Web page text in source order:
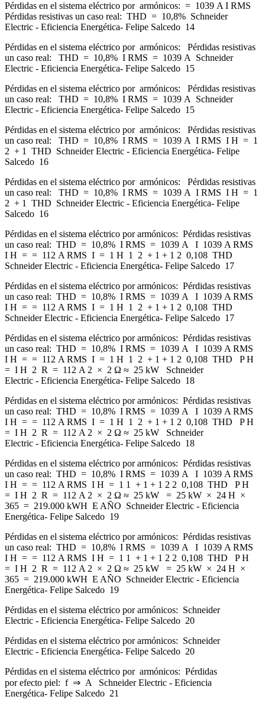
Pérdidas en el sistema eléctrico por armónicos: = 1039 A I RMS
Pérdidas resistivas un caso real: THD = 10,8% Schneider
Electric - Eficiencia Energética- Felipe Salcedo 14
Pérdidas en el sistema eléctrico por armónicos: Pérdidas resistivas
un caso real: THD = 10,8% I RMS = 1039 A Schneider
Electric - Eficiencia Energética- Felipe Salcedo 15
Pérdidas en el sistema eléctrico por armónicos: Pérdidas resistivas
un caso real: THD = 10,8% I RMS = 1039 A Schneider
Electric - Eficiencia Energética- Felipe Salcedo 15
Pérdidas en el sistema eléctrico por armónicos: Pérdidas resistivas
un caso real: THD = 10,8% I RMS = 1039 A I RMS I H = 1
2 + 1 THD Schneider Electric - Eficiencia Energética- Felipe
Salcedo 16
Pérdidas en el sistema eléctrico por armónicos: Pérdidas resistivas
un caso real: THD = 10,8% I RMS = 1039 A I RMS I H = 1
2 + 1 THD Schneider Electric - Eficiencia Energética- Felipe
Salcedo 16
Pérdidas en el sistema eléctrico por armónicos: Pérdidas resistivas
un caso real: THD = 10,8% I RMS = 1039 A I 1039 A RMS
I H = = 112 A RMS I = 1 H 1 2 + 1 + 1 2 0,108 THD
Schneider Electric - Eficiencia Energética- Felipe Salcedo 17
Pérdidas en el sistema eléctrico por armónicos: Pérdidas resistivas
un caso real: THD = 10,8% I RMS = 1039 A I 1039 A RMS
I H = = 112 A RMS I = 1 H 1 2 + 1 + 1 2 0,108 THD
Schneider Electric - Eficiencia Energética- Felipe Salcedo 17
Pérdidas en el sistema eléctrico por armónicos: Pérdidas resistivas
un caso real: THD = 10,8% I RMS = 1039 A I 1039 A RMS
I H = = 112 A RMS I = 1 H 1 2 + 1 + 1 2 0,108 THD P H
= I H 2 R = 112 A 2 × 2 Ω ≈ 25 kW Schneider
Electric - Eficiencia Energética- Felipe Salcedo 18
Pérdidas en el sistema eléctrico por armónicos: Pérdidas resistivas
un caso real: THD = 10,8% I RMS = 1039 A I 1039 A RMS
I H = = 112 A RMS I = 1 H 1 2 + 1 + 1 2 0,108 THD P H
= I H 2 R = 112 A 2 × 2 Ω ≈ 25 kW Schneider
Electric - Eficiencia Energética- Felipe Salcedo 18
Pérdidas en el sistema eléctrico por armónicos: Pérdidas resistivas
un caso real: THD = 10,8% I RMS = 1039 A I 1039 A RMS
I H = = 112 A RMS I H = 1 1 + 1 + 1 2 2 0,108 THD P H
= I H 2 R = 112 A 2 × 2 Ω ≈ 25 kW = 25 kW × 24 H ×
365 = 219.000 kWH E AÑO Schneider Electric - Eficiencia
Energética- Felipe Salcedo 19
Pérdidas en el sistema eléctrico por armónicos: Pérdidas resistivas
un caso real: THD = 10,8% I RMS = 1039 A I 1039 A RMS
I H = = 112 A RMS I H = 1 1 + 1 + 1 2 2 0,108 THD P H
= I H 2 R = 112 A 2 × 2 Ω ≈ 25 kW = 25 kW × 24 H ×
365 = 219.000 kWH E AÑO Schneider Electric - Eficiencia
Energética- Felipe Salcedo 19
Pérdidas en el sistema eléctrico por armónicos: Schneider
Electric - Eficiencia Energética- Felipe Salcedo 20
Pérdidas en el sistema eléctrico por armónicos: Schneider
Electric - Eficiencia Energética- Felipe Salcedo 20
Pérdidas en el sistema eléctrico por armónicos: Pérdidas
por efecto piel: f ⇒ A Schneider Electric - Eficiencia
Energética- Felipe Salcedo 21